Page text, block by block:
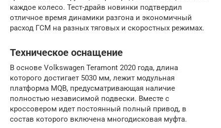
каждое колесо. Тест-драйв новинки подтвердил
отличное время динамики разгона и экономичный
расход ГСМ на разных тяговых и скоростных режимах.
Техническое оснащение
В основе Volkswagen Teramont 2020 года, длина
которого достигает 5030 мм, лежит модульная
платформа MQB, предусматривающая наличие
полностью независимой подвески. Вместе с
кроссовером идет постоянный полный привод, в
состав которого включена многодисковая муфта.